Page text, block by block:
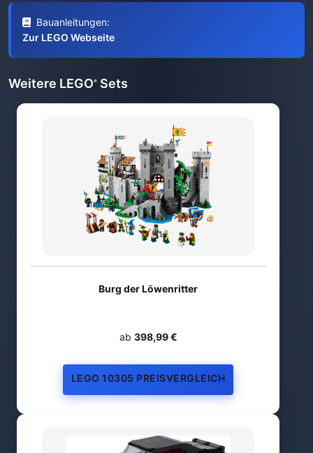
Bauanleitungen:
Zur LEGO Webseite
Weitere LEGO® Sets
Burg der Löwenritter
ab 398,99 €
LEGO 10305 PREISVERGLEICH